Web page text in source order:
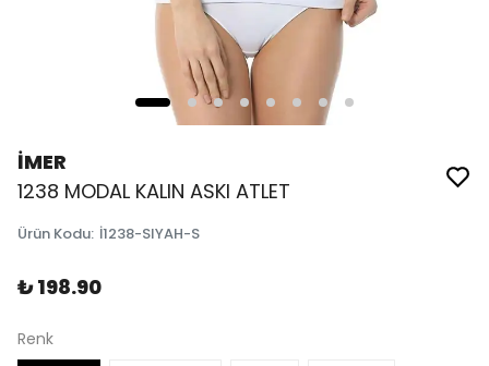
İMER
1238 MODAL KALIN ASKI ATLET
Ürün Kodu: İ1238-SIYAH-S
₺ 198.90
Renk